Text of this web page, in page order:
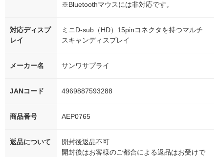
※Bluetoothマウスには非対応です。
対応ディスプ
レイ
ミニD-sub（HD）15pinコネクタを持つマルチ
スキャンディスプレイ
メーカー名 サンワサプライ
JANコード 4969887593288
商品番号 AEP0765
返品について
開封後返品不可
開封後はお客様のご都合による返品はお受けで